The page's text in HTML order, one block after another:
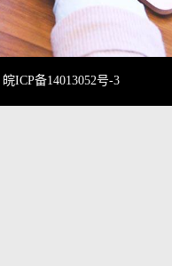
皖ICP备14013052号-3